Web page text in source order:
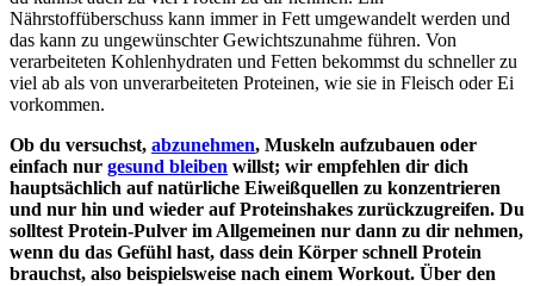
Nährstoffüberschuss kann immer in Fett umgewandelt werden und
das kann zu ungewünschter Gewichtszunahme führen. Von
verarbeiteten Kohlenhydraten und Fetten bekommst du schneller zu
viel ab als von unverarbeiteten Proteinen, wie sie in Fleisch oder Ei
vorkommen.
Ob du versuchst, abzunehmen, Muskeln aufzubauen oder
einfach nur gesund bleiben willst; wir empfehlen dir dich
hauptsächlich auf natürliche Eiweißquellen zu konzentrieren
und nur hin und wieder auf Proteinshakes zurückzugreifen. Du
solltest Protein-Pulver im Allgemeinen nur dann zu dir nehmen,
wenn du das Gefühl hast, dass dein Körper schnell Protein
brauchst, also beispielsweise nach einem Workout. Über den